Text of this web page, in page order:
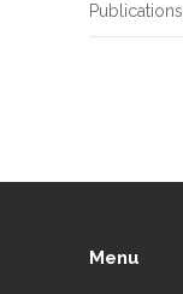
Publications
Menu